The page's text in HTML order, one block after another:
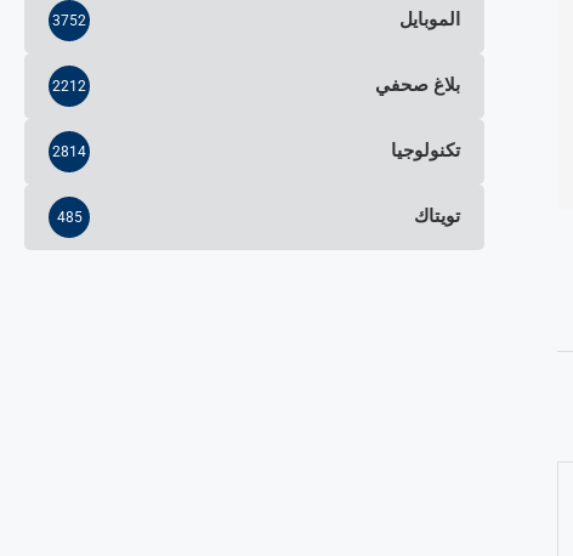
الموبايل 3752
بلاغ صحفي 2212
تكنولوجيا 2814
تويتاك 485